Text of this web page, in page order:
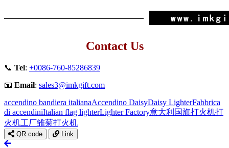
Contact Us
📞 Tel: +0086-760-85286839
📧 Email: sales3@imkgift.com
accendino bandiera italianaAccendino DaisyDaisy LighterFabbrica
di accendiniItalian flag lighterLighter Factory意大利国旗打火机打
火机工厂雏菊打火机
QR code Link